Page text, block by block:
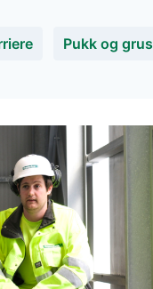
Pukk og grus